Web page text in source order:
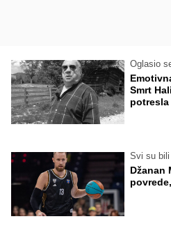
Oglasio
Smrt
potresla
Svi su
Džanan